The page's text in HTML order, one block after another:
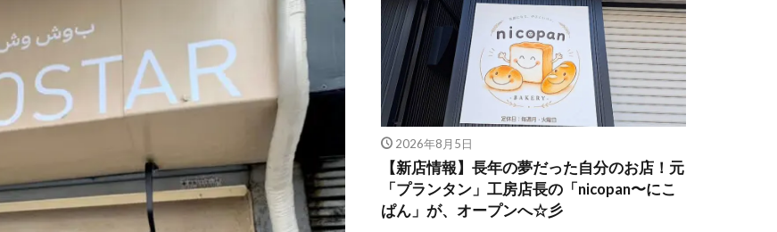
2026年8月5日
【新店情報】長年の夢だった自分のお店！元
「プランタン」工房店長の「nicopan〜にこ
ぱん」が、オープンへ☆彡